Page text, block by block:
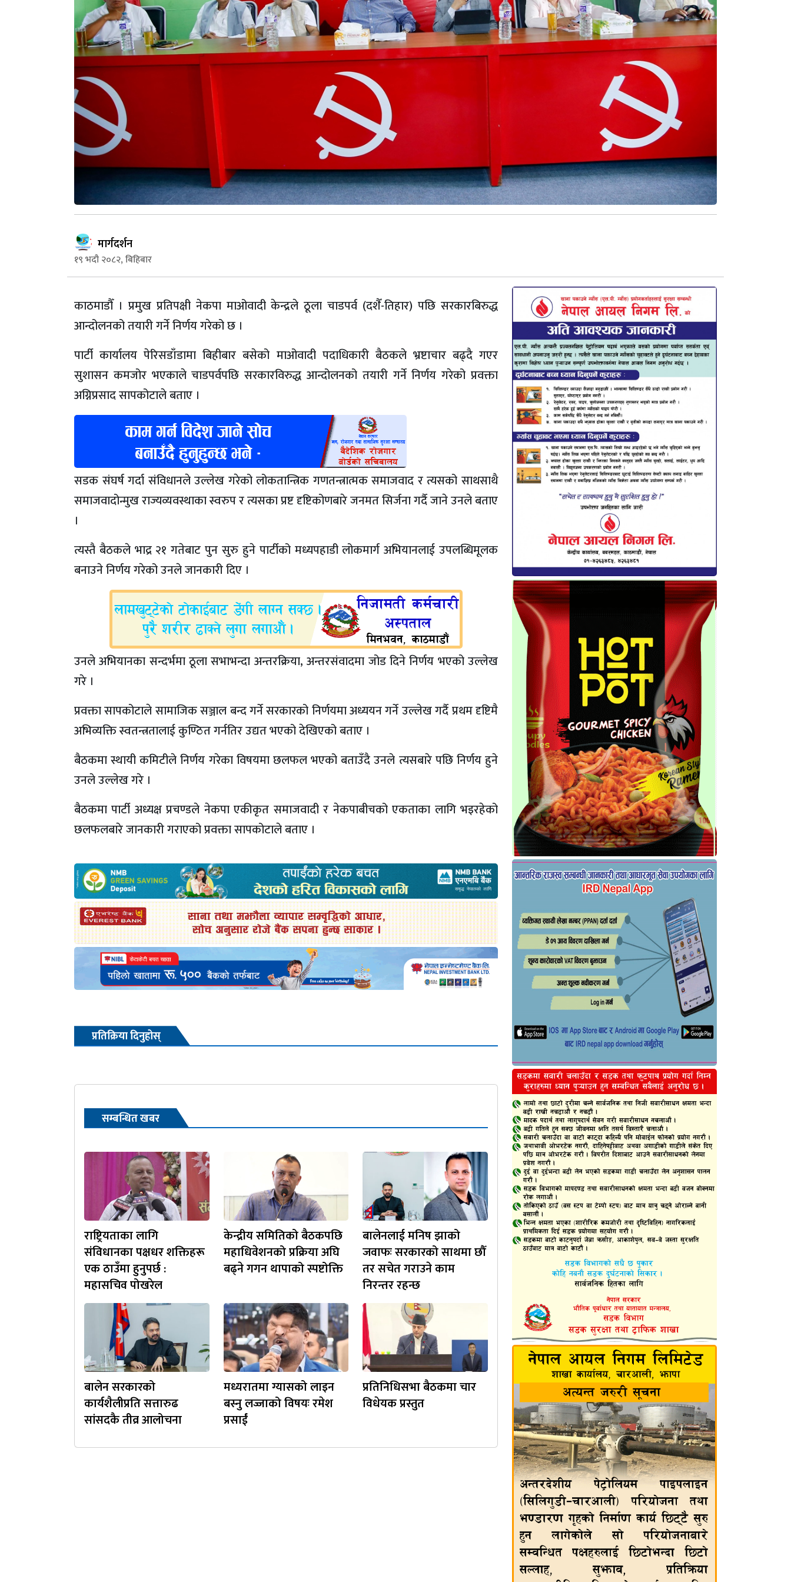
मार्गदर्शन
१९ भदौ २०८२, बिहिबार
काठमाडौँ । प्रमुख प्रतिपक्षी नेकपा माओवादी केन्द्रले ठूला चाडपर्व (दशैँ-तिहार) पछि सरकारबिरुद्ध
आन्दोलनको तयारी गर्ने निर्णय गरेको छ ।
पार्टी कार्यालय पेरिसडाँडामा बिहीबार बसेको माओवादी पदाधिकारी बैठकले भ्रष्टाचार बढ्दै गएर
सुशासन कमजोर भएकाले चाडपर्वपछि सरकारविरुद्ध आन्दोलनको तयारी गर्ने निर्णय गरेको प्रवक्ता
अग्निप्रसाद सापकोटाले बताए ।
सडक संघर्ष गर्दा संविधानले उल्लेख गरेको लोकतान्त्रिक गणतन्त्रात्मक समाजवाद र त्यसको साथसाथै
समाजवादोन्मुख राज्यव्यवस्थाका स्वरुप र त्यसका प्रष्ट दृष्टिकोणबारे जनमत सिर्जना गर्दै जाने उनले बताए
।
त्यस्तै बैठकले भाद्र २१ गतेबाट पुन सुरु हुने पार्टीको मध्यपहाडी लोकमार्ग अभियानलाई उपलब्धिमूलक
बनाउने निर्णय गरेको उनले जानकारी दिए ।
उनले अभियानका सन्दर्भमा ठूला सभाभन्दा अन्तरक्रिया, अन्तरसंवादमा जोड दिने निर्णय भएको उल्लेख
गरे ।
प्रवक्ता सापकोटाले सामाजिक सञ्जाल बन्द गर्ने सरकारको निर्णयमा अध्ययन गर्ने उल्लेख गर्दै प्रथम दृष्टिमै
अभिव्यक्ति स्वतन्त्रतालाई कुण्ठित गर्नतिर उद्यत भएको देखिएको बताए ।
बैठकमा स्थायी कमिटीले निर्णय गरेका विषयमा छलफल भएको बताउँदै उनले त्यसबारे पछि निर्णय हुने
उनले उल्लेख गरे ।
बैठकमा पार्टी अध्यक्ष प्रचण्डले नेकपा एकीकृत समाजवादी र नेकपाबीचको एकताका लागि भइरहेको
छलफलबारे जानकारी गराएको प्रवक्ता सापकोटाले बताए ।
प्रतिक्रिया दिनुहोस्
सम्बन्धित खबर
राष्ट्रियताका लागि
संविधानका पक्षधर शक्तिहरू
एक ठाउँमा हुनुपर्छ :
महासचिव पोखरेल
केन्द्रीय समितिको बैठकपछि
महाधिवेशनको प्रक्रिया अघि
बढ्ने गगन थापाको स्पष्टोक्ति
बालेनलाई मनिष झाको
जवाफः सरकारको साथमा छौँ
तर सचेत गराउने काम
निरन्तर रहन्छ
बालेन सरकारको
कार्यशैलीप्रति सत्तारुढ
सांसदकै तीव्र आलोचना
मध्यरातमा ग्यासको लाइन
बस्नु लज्जाको विषयः रमेश
प्रसाईं
प्रतिनिधिसभा बैठकमा चार
विधेयक प्रस्तुत